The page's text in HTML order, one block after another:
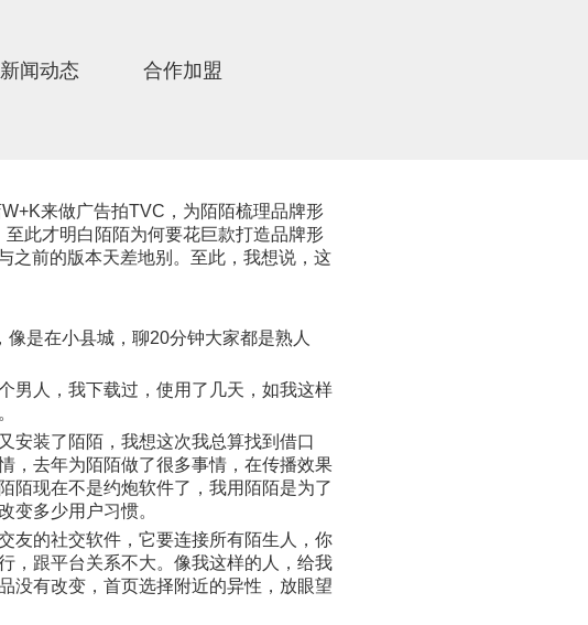
新闻动态 合作加盟
来做广告拍TVC，为陌陌梳理品牌形
此才明白陌陌为何要花巨款打造品牌形
之前的版本天差地别。至此，我想说，这
是在小县城，聊20分钟大家都是熟人
人，我下载过，使用了几天，如我这样
装了陌陌，我想这次我总算找到借口
，去年为陌陌做了很多事情，在传播效果
陌现在不是约炮软件了，我用陌陌是为了
变多少用户习惯。
的社交软件，它要连接所有陌生人，你
，跟平台关系不大。像我这样的人，给我
没有改变，首页选择附近的异性，放眼望